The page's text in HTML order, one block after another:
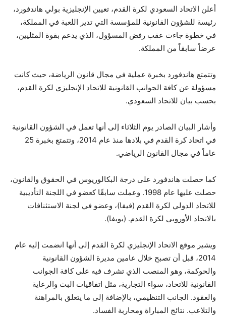
أعلن الاتحاد السعودي لكرة القدم، تعيين الإنجليزية بولي هاندفورد،
رئيسة للشؤون القانونية للمؤسسة التي تدير اللعبة في المملكة،
في خطوة جاءت عقب رفض المسؤول، الذي يدعم بقوة المثليين،
عرضاً سابقاً من المملكة.
وتتمتع هاندفورد بخبرة عملية في مجال قانون الرياضة، حيث كانت
مسؤولة عن كافة الجوانب القانونية للاتحاد الإنجليزي لكرة القدم،
بحسب بيان للاتحاد السعودي.
وأشار البيان الصادر يوم الثلاثاء إلى أنها تعمل في الشؤون القانونية
في اتحاد كرة القدم في بلادها منذ عام 2014، وتتمتع بخبرة 25
عاماً في مجال القانون الرياضي.
كما حصلت هاندفورد على درجة البكالوريوس في الحقوق والقانون،
حصلت عليها عام 1998. وعملت سابقًا كعضو في اللجنة التأديبية
للاتحاد الدولي لكرة القدم (فيفا)، وعضو في لجنة الاستئنافات
بالاتحاد الأوروبي لكرة القدم. (يويفا).
ويشير موقع الاتحاد الإنجليزي لكرة القدم إلى أنها انضمت إليه عام
2014، قبل أن تصبح خلال عامين مديرة الشؤون القانونية
والحوكمة، وهو المنصب الذي تشرف فيه على كافة الجوانب
القانونية للاتحاد، سواء التجارية، مثل اتفاقيات البث والرعاية
والعقود. الجانب التنظيمي، بالإضافة إلى ما يتعلق بالمراهنة
والتلاعب. نتائج المباراة ومحاربة الفساد.